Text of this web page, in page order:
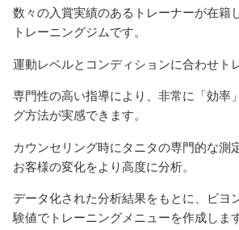
数々の入賞実績のあるトレーナーが在籍
トレーニングジムです。
運動レベルとコンディションに合わせト
専門性の高い指導により、非常に「効率
グ方法が実感できます。
カウンセリング時にタニタの専門的な測
お客様の変化をより高度に分析。
データ化された分析結果をもとに、ビヨ
験値でトレーニングメニューを作成します